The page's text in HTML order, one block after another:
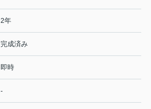
2年
完成済み
即時
-